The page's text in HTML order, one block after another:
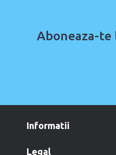
Aboneaza-
informatii
legal